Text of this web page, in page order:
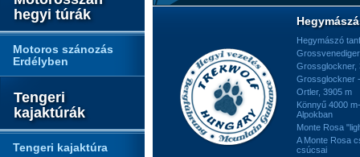
hegyi túrák
Motoros szánozás
Erdélyben
Tengeri
kajaktúrák
Tengeri kajaktúra
Hegymászó
Grossglockner,
Grossglockner
Ortler, 3905 m
Könnyű 4000
Alpokban
Monte Rosa
A Monte Rosa
csúcsai